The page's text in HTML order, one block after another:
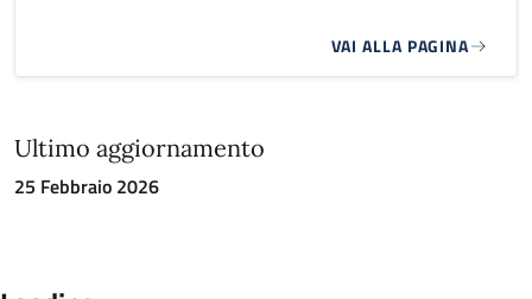
VAI ALLA PAGINA
Ultimo aggiornamento
25 Febbraio 2026